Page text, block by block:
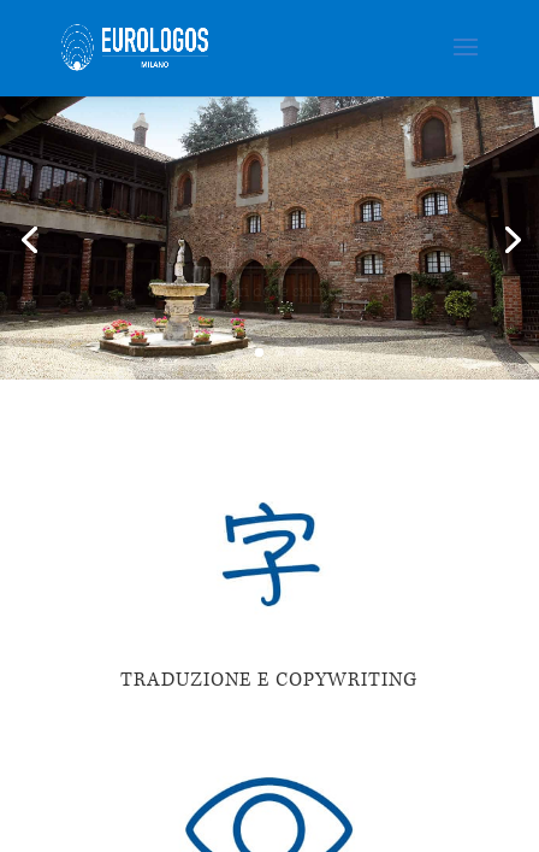
Villa Mirabello
Scopri dove siamo
TRADUZIONE E COPYWRITING